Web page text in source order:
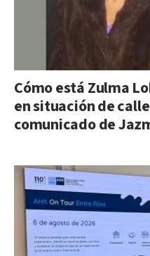
Cómo está Zulma
en situación de
comunicado de